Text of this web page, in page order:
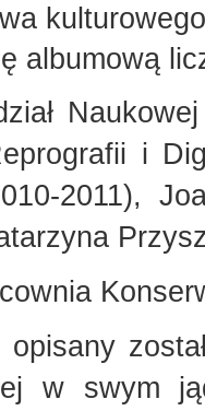
kulturowego
albumową
i
2011),
w swym